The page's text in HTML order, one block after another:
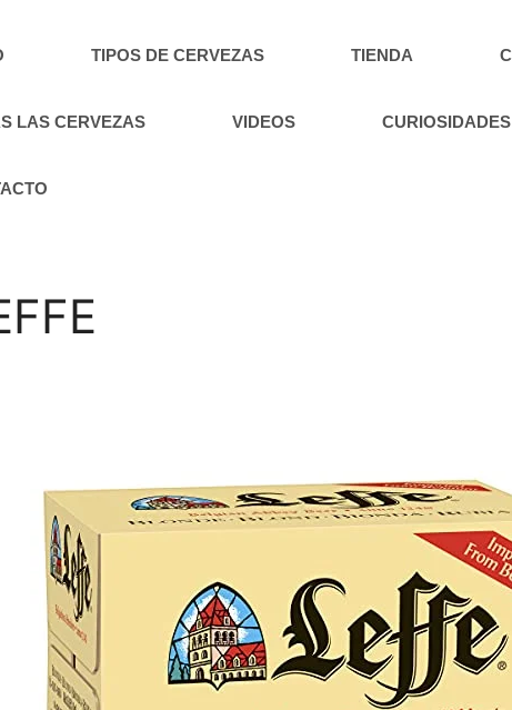
TIPOS DE CERVEZAS TIENDA
LAS CERVEZAS VIDEOS CURIOSIDADES